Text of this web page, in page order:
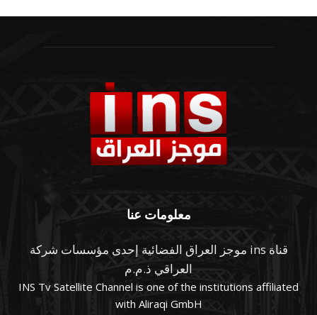
معلومات عنا
قناة ins موجز العراق الفضائية إحدى مؤسسات شركة
العراقي ذ.م.م
INS Tv Satellite Channel is one of the institutions affiliated
with Aliraqi GmbH